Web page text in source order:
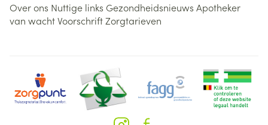
Over ons Nuttige links Gezondheidsnieuws Apotheker
van wachtVoorschriftZorgtarieven